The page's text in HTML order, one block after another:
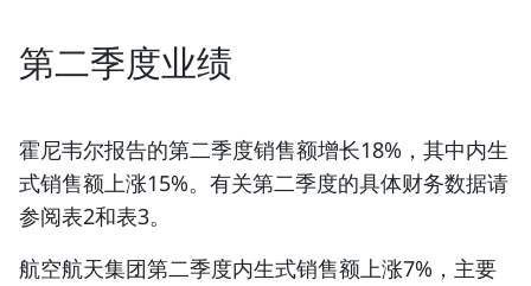
第二季度业绩
霍尼韦尔报告的第二季度销售额增长18%，其中内生
式销售额上涨15%。有关第二季度的具体财务数据请
参阅表2和表3。
航空航天集团第二季度内生式销售额上涨7%，主要